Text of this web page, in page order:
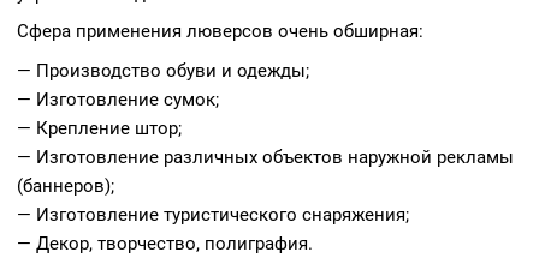
Сфера применения люверсов очень обширная:
— Производство обуви и одежды;
— Изготовление сумок;
— Крепление штор;
— Изготовление различных объектов наружной рекламы
(баннеров);
— Изготовление туристического снаряжения;
— Декор, творчество, полиграфия.